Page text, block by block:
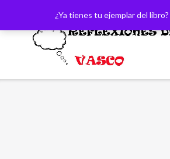
¿Ya tienes tu ejemplar del libro?
contenido